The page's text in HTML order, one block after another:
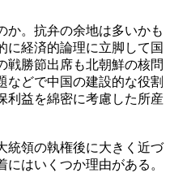
か。抗弁の余地は多いかも
に経済的論理に立脚して国
戦勝節出席も北朝鮮の核問
などで中国の建設的な役割
利益を綿密に考慮した所産
統領の執権後に大きく近づ
はいくつか理由がある。